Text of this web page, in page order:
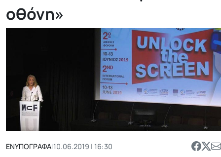
οθόνη»
ΕΝΥΠΟΓΡΑΦΑ|10.06.2019 | 16:30